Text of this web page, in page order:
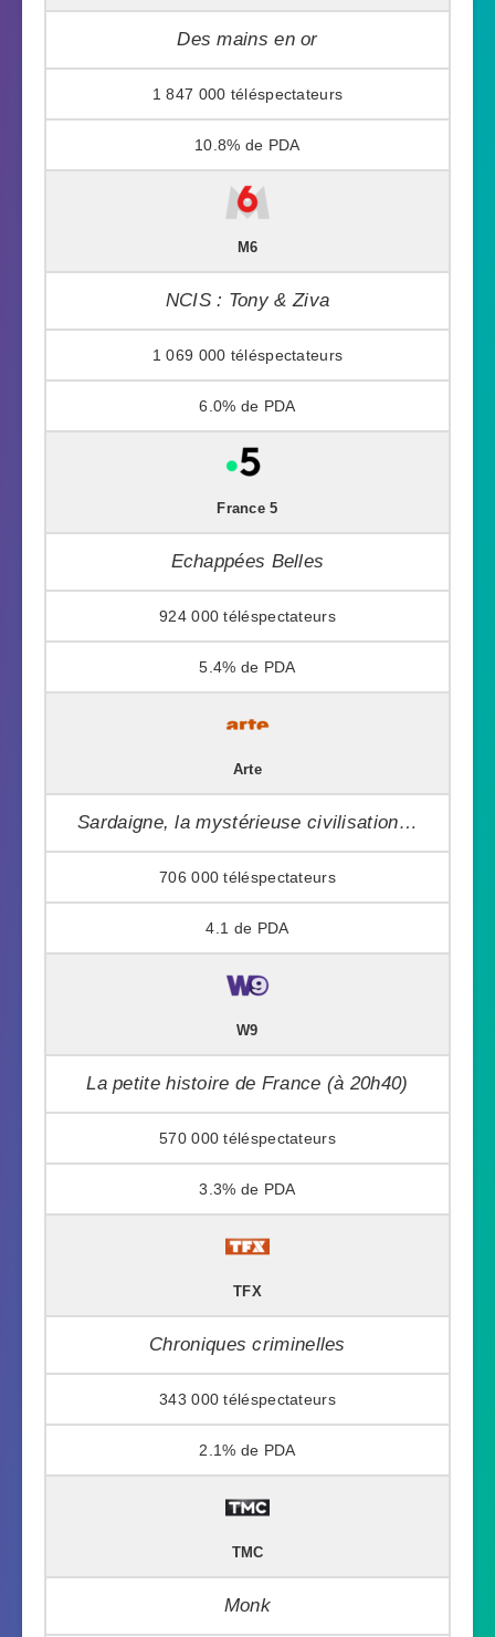
Des mains en or
1 847 000
10.8%
M6
NCIS : Tony & Ziva
1 069 000
6.0%
France 5
Echappées Belles
924 000
5.4%
Arte
Sardaigne, la mystérieuse civilisation…
706 000
4.1
W9
La petite histoire de France (à 20h40)
570 000
3.3%
TFX
Chroniques criminelles
343 000
2.1%
TMC
Monk